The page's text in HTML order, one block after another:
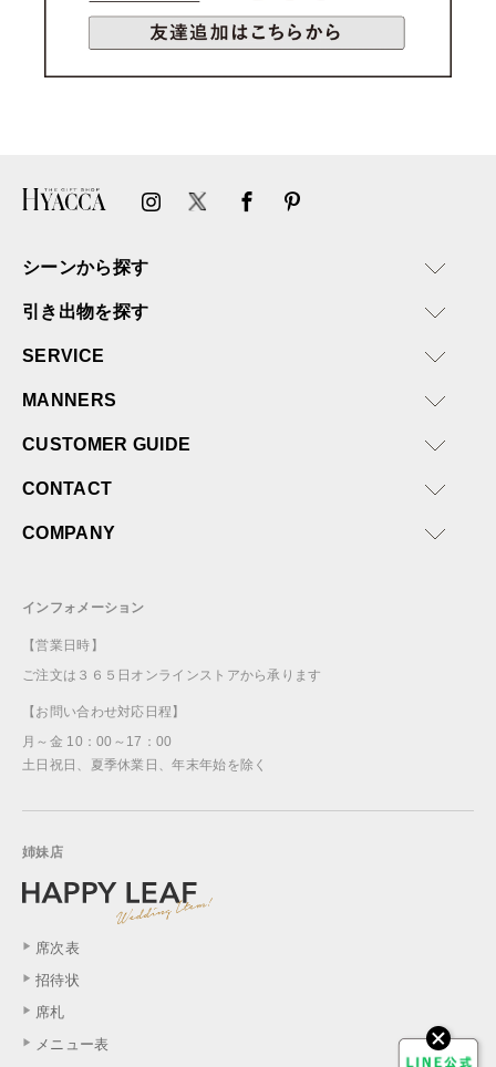
シーンから探す
引き出物を探す
SERVICE
MANNERS
CUSTOMER GUIDE
CONTACT
COMPANY
インフォメーション
【営業日時】
ご注文は３６５日オンラインストアから承ります
【お問い合わせ対応日程】
月～金 10：00～17：00
土日祝日、夏季休業日、年末年始を除く
姉妹店
席次表
招待状
席札
メニュー表